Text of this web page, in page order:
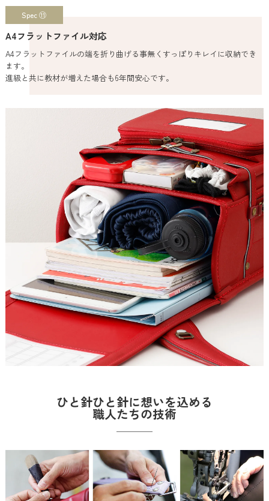
Spec ⑪
A4フラットファイル対応
A4フラットファイルの端を折り曲げる事無くすっぽりキレイに収納でき
ます。
進級と共に教材が増えた場合も6年間安心です。
ひと針ひと針に想いを込める
職人たちの技術